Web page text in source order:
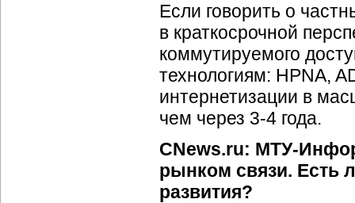
Если говорить о
в краткосрочной
коммутируемого
технологиям: HPNA,
интернетизации в
чем через 3-4 года.
CNews.ru: МТУ-
рынком связи. Есть
развития?